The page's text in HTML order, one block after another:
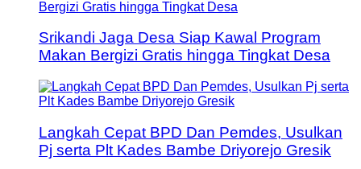
Srikandi Jaga Desa Siap Kawal Program
Makan Bergizi Gratis hingga Tingkat Desa
Langkah Cepat BPD Dan Pemdes, Usulkan
Pj serta Plt Kades Bambe Driyorejo Gresik